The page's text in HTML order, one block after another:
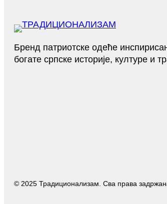
Бренд патриотске одеће
богате српске историје, културе и
© 2025 Традиционализам. Сва права